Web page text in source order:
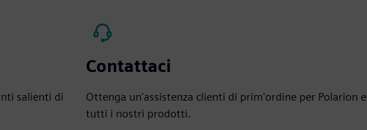
salienti di
Contattaci
Ottenga un'assistenza clienti di prim'ordine per Polarion e
tutti i nostri prodotti.